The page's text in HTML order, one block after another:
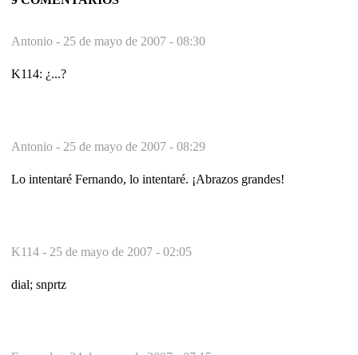
Antonio - 25 de mayo de 2007 - 08:30
K114: ¿...?
Antonio - 25 de mayo de 2007 - 08:29
Lo intentaré Fernando, lo intentaré. ¡Abrazos grandes!
K114 - 25 de mayo de 2007 - 02:05
dial; snprtz